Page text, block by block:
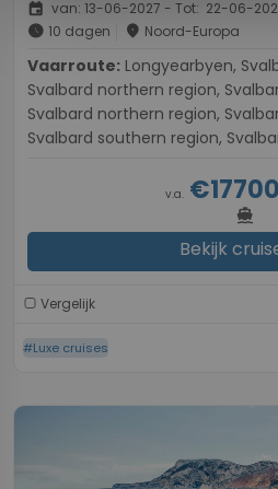
event van: 13-06-2027 - Tot: 22-06-
schedule 10 dagen place Noord-Europa
Vaarroute:
Svalbard northern region,
Svalbard northern region,
Svalbard southern region,
v.a.
directions_boat
Bekijk
Vergelijk
#Luxe cruises